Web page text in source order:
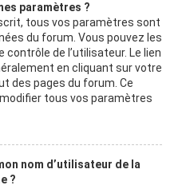
paramètres ?
tous vos paramètres sont
du forum. Vous pouvez les
contrôle de l’utilisateur. Le lien
en cliquant sur votre
des pages du forum. Ce
tous vos paramètres
nom d’utilisateur de la
?